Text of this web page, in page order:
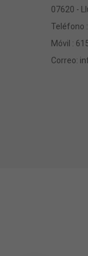
07620 -
Teléfono :
Móvil :
Correo: